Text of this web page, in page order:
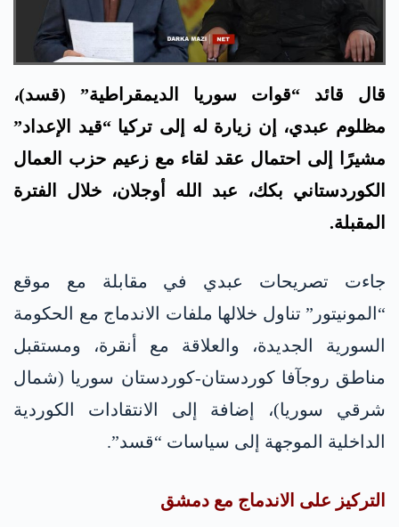
قال قائد “قوات سوريا الديمقراطية” (قسد)،
مظلوم عبدي، إن زيارة له إلى تركيا “قيد الإعداد”
مشيرًا إلى احتمال عقد لقاء مع زعيم حزب العمال
الكوردستاني بكك، عبد الله أوجلان، خلال الفترة
المقبلة.
جاءت تصريحات عبدي في مقابلة مع موقع
“المونيتور” تناول خلالها ملفات الاندماج مع الحكومة
السورية الجديدة، والعلاقة مع أنقرة، ومستقبل
مناطق روجآفا كوردستان-كوردستان سوريا (شمال
شرقي سوريا)، إضافة إلى الانتقادات الكوردية
الداخلية الموجهة إلى سياسات “قسد”.
التركيز على الاندماج مع دمشق